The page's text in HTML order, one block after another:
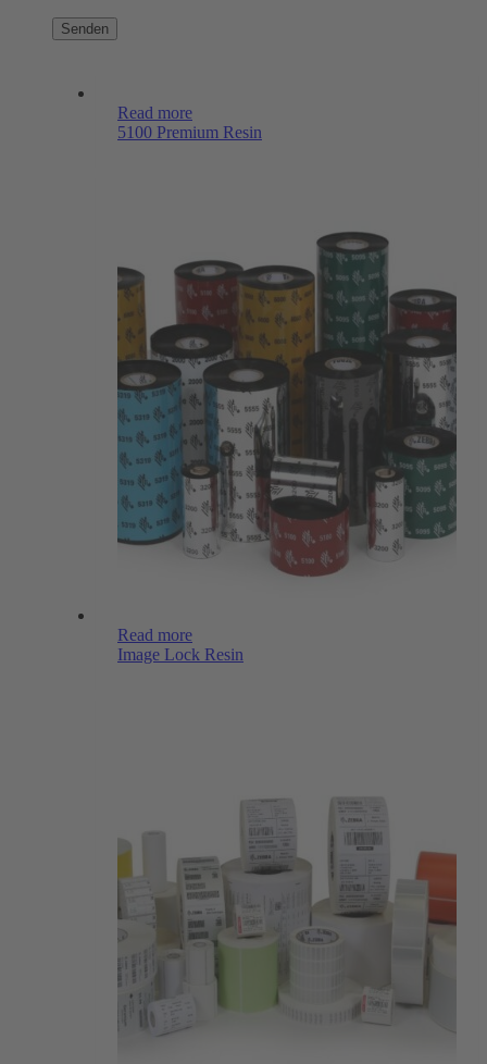
Read more
5100 Premium Resin
Read more
Image Lock Resin